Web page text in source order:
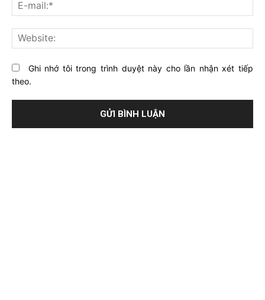
bài
viết
này?
Ghi nhớ tôi trong trình duyệt này cho lần nhận xét tiếp
theo.